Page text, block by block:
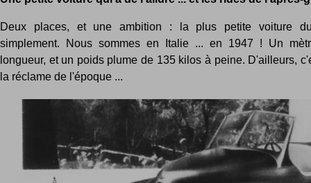
Deux places, et une ambition : la plus petite voiture
simplement. Nous sommes en Italie ... en 1947 ! Un
longueur, et un poids plume de 135 kilos à peine. D'ailleurs,
la réclame de l'époque ...